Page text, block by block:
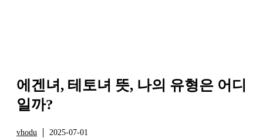
에겐녀, 테토녀 뜻, 나의 유형은 어디
일까?
vhodu 2025-07-01